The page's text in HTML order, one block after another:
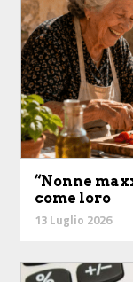
“Nonne
come loro
13 Luglio 2026